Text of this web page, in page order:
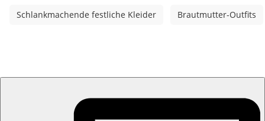
Schlankmachende festliche Kleider Brautmutter-Outfits